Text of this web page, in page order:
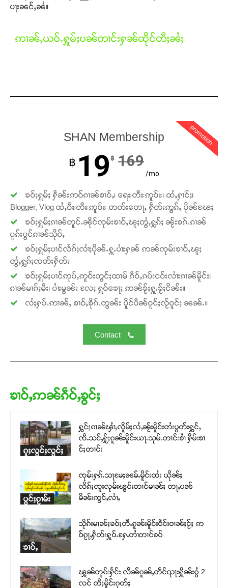
Support SHAN
ပႃးၼင်ႇၼႆ။
ဢၢၼ်ႇယဝ်ႉႁူမ်ႈပၼ်တၢင်းႁၼ်ထိုင်တီႈၼႆႈ
promotion
SHAN Membership
฿ 19 ฿ 169
/mo
ၶဝ်ႈႁူမ်ႈ ႁဵၼ်းဢဝ်ၵၢၼ်ၶၢဝ်ႇ၊ ရေႊတီႊဢူဝ်ႊ၊ ထႆႇႁၢင်ႈ၊
Blogger, Vlog ထႆႇဝီႊတီႊဢူဝ်ႊ တတ်းတေႃႇ ႁဵတ်းဢွၵ်ႇ ပိုၼ်ၽႄႈ
ၶဝ်ႈႁူမ်ႈၵၢၼ်တူင်ႉၼိုင်ၸုမ်းၶၢဝ်ႇၽူႈတွႆႇႁွၵ်ႈ ၼႂ်းၶၵ်ႉၵၢၼ်
ပူၵ်းပွင်ၵၢၼ်သိုဝ်ႇ
ၶဝ်ႈႁူမ်ႈပၢင်လႅၵ်ႈလၢႆႈပိုၼ်ႉႁူႉပၢႆးႁၼ် ဢၼ်ၸုမ်းၶၢဝ်ႇၽူႈ
တွႆႇႁွၵ်ႈၸတ်းႁဵတ်း
ၶဝ်ႈႁူမ်ႈပၢင်ဢုပ်ႇဢူဝ်းတွင်ႈထၢမ် ၵဵဝ်ႇၵပ်းငဝ်းလၢႆးၵၢၼ်မိူင်း၊
ၵၢၼ်မၢၵ်ႈမီး၊ ပၢႆးမွၼ်း လႄႈ ႁူဝ်ၶေႃႈ ဢၼ်ၶႂ်ႈႁူႉၶႂ်ႈငိၼ်း။
လႆႈႁပ်ႉဢၢၼ်ႇ ၶၢဝ်ႇၶိုၵ်ႉတွၼ်း ပိူင်ပဵၼ်ဝူင်ႈလႂ်ဝူင်ႈ ၼၼ်ႉ။
Contact
ၶၢဝ်ႇဢၼ်ၵဵဝ်ႇၶွင်ႈ
ၵူႈလွင်ႈလွင်ႈ
ႁွင်ႈၵၢၼ်ၾၢႆႇလိူမ်ႈလႆႇၼႂ်းမိူင်းတႆးပွတ်းႁွင်ႇ
ၸီႉသင်ႇႁႂ်ႈၵူၼ်းမိူင်းယႃႉသုမ်ႉတၢင်းၶၢႆ ႁိမ်းၶၢ
င်ႈတၢင်း
ပွင်ႈၵႂၢမ်း
ၸုမ်းႁၵ်ႉသႃမႄႈၼမ်ႉမိူင်းထႆး ယိုၼ်ႈ
လိၵ်ႈၸူးလုမ်းၽွင်းတၢင်မၢၼ်ႈ တႃႇပၼ်
မိၼ်းဢွင်ႇလၢႆႇ
ၶၢဝ်ႇ
သိုၵ်းမၢၼ်ႈၶဝ်ႈတီႉၵူၼ်းမိူင်းဝဵင်းဝၢၼ်ႈငႂ်ႈ ဢ
ဝ်ၵႂႃႇႁဵတ်းႁူဝ်ႉႁႄႉတၢႆတၢင်ၶဝ်
ၾူၼ်တူၵ်းႁႅင်း လိၼ်ၵူၼ်ႇတဵင်ၺႃးႁိူၼ်းၵွႆ 2
လင် တီႈမိူင်းၵုတ်ႈ